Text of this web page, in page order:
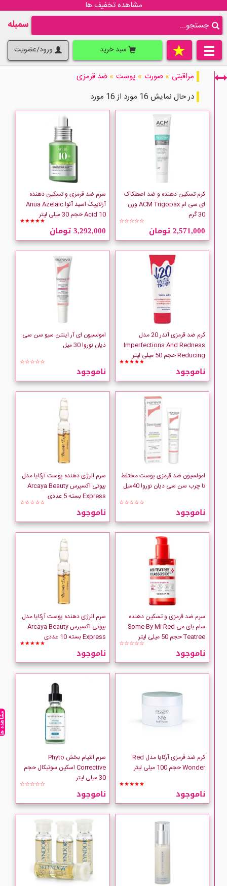
مشاهده تخفیف ها
سمبله
سبد خرید ورود/عضویت
فقط نمایش کالاهای موجود
ACM
Anua
arcaya
Dermagor
MILANI
NOREVA
Pharmaceris
SKEYNDOR
SKIN CEUTICALS
Some By Mi
UNDER TWENTY
مراقبتی » صورت » پوست » ضد قرمزی
در حال نمایش 16 مورد از 16 مورد
کرم تسکین دهنده و ضد اصطکاک
ای سی ام ACM Trigopax وزن
30 گرم
☆☆☆☆☆
2,571,000 تومان
سرم ضد قرمزی و تسکین دهنده
آزلاییک اسید آنوا Anua Azelaic
Acid 10 حجم 30 میلی لیتر
★★★★★
3,292,000 تومان
کرم ضد قرمزی آندر 20 مدل
Imperfections And Redness
Reducing حجم 50 میلی لیتر
★★★★★
ناموجود
امولسیون ای آر اینتن سیو سن سی
دیان نوروا 30 میل
☆☆☆☆☆
ناموجود
امولسیون ضد قرمزی پوست مختلط
تا چرب سن سی دیان نوروا 40میل
☆☆☆☆☆
ناموجود
سرم انرژی دهنده پوست آرکایا مدل
بیوتی اکسپرس Arcaya Beauty
Express بسته 5 عددی
☆☆☆☆☆
ناموجود
سرم ضد قرمزی و تسکین دهنده
سام بای می Some By Mi Red
Teatree حجم 50 میلی لیتر
☆☆☆☆☆
ناموجود
سرم انرژی دهنده پوست آرکایا مدل
بیوتی اکسپرس Arcaya Beauty
Express بسته 10 عددی
★★★★★
ناموجود
کرم ضد قرمزی آرکایا مدل Red
Wonder حجم 100 میلی لیتر
★★★★★
ناموجود
سرم التیام بخش Phyto
Corrective اسکین سوتیکال حجم
30 میلی لیتر
☆☆☆☆☆
ناموجود